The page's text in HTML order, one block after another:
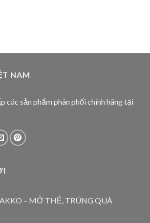
NAM
các sản phẩm phân phối chính hãng tại
– MỞ THẺ, TRÚNG QUÀ